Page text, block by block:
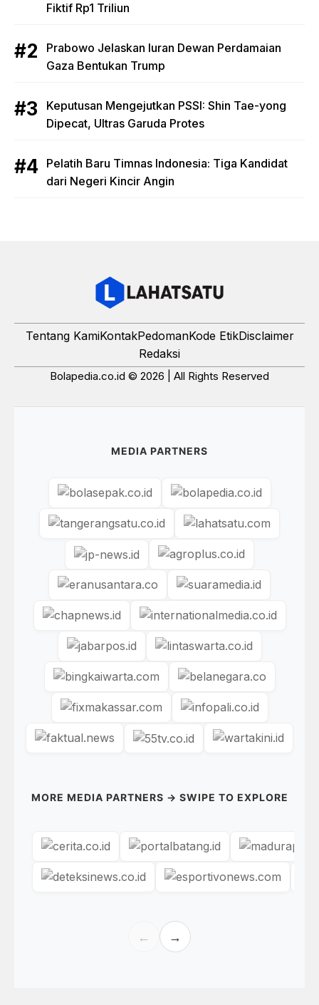
Fiktif Rp1 Triliun
Prabowo Jelaskan Iuran Dewan Perdamaian
Gaza Bentukan Trump
Keputusan Mengejutkan PSSI: Shin Tae-yong
Dipecat, Ultras Garuda Protes
Pelatih Baru Timnas Indonesia: Tiga Kandidat
dari Negeri Kincir Angin
Tentang KamiKontakPedomanKode EtikDisclaimer
Redaksi
Bolapedia.co.id © 2026 | All Rights Reserved
MEDIA PARTNERS
MORE MEDIA PARTNERS → SWIPE TO EXPLORE
← →